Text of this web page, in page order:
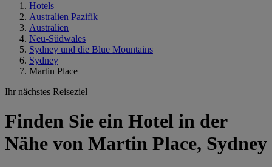
Hotels
Australien Pazifik
Australien
Neu-Südwales
Sydney und die Blue Mountains
Sydney
Martin Place
Ihr nächstes Reiseziel
Finden Sie ein Hotel in der
Nähe von Martin Place, Sydney